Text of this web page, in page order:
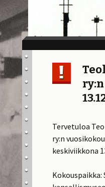
Tervetuloa
ry:n
keskiviikkona
Kokouspaikka: